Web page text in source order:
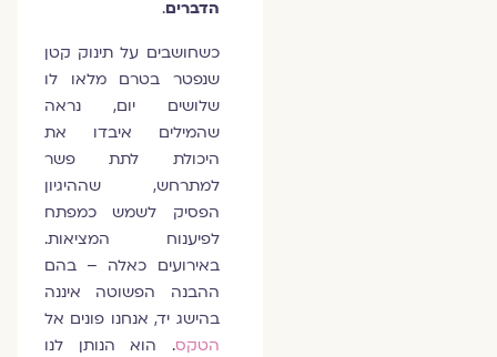
הדברים.
כשחושבים על תינוק קטן
שנפטר בטרם מלאו לו
שלושים יום, נראה
שהמילים איבדו את
היכולת לתת פשר
למתרחש, שההיגיון
הפסיק לשמש כמפתח
לפיענוח המציאות.
באירועים כאלה – בהם
ההבנה הפשוטה איננה
בהישג יד, אנחנו פונים אל
הטקס. הוא הנותן לנו